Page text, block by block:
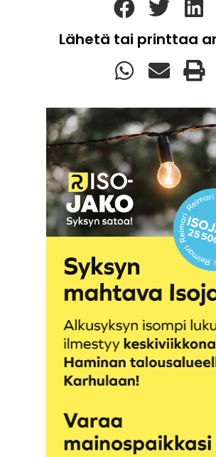
Lähetä tai printtaa